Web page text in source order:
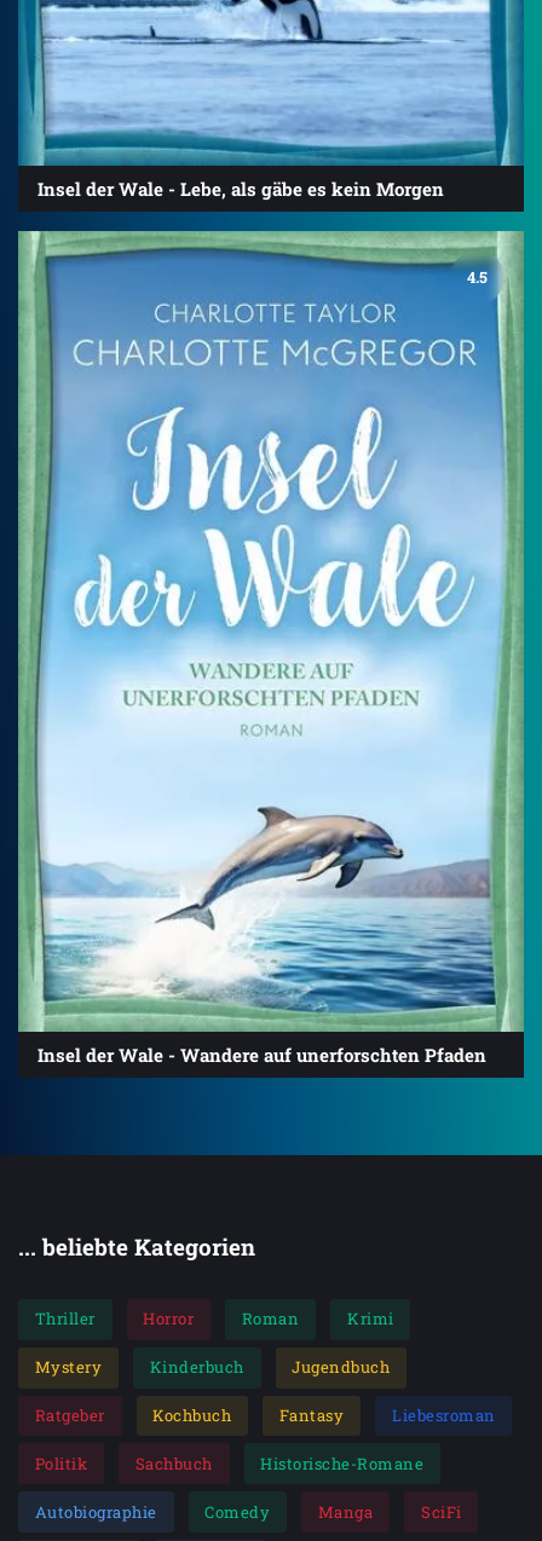
Insel der Wale - Lebe, als gäbe es kein Morgen
4.5
Insel der Wale - Wandere auf unerforschten Pfaden
... beliebte Kategorien
Thriller Horror Roman Krimi
Mystery Kinderbuch Jugendbuch
Ratgeber Kochbuch Fantasy Liebesroman
Politik Sachbuch Historische-Romane
Autobiographie Comedy Manga SciFi